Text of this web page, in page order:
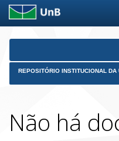
Skip
REPOSITÓRIO INSTITUCIONAL DA
Não há